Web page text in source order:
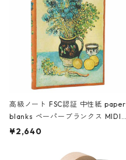
高級ノート FSC認証 中性紙 paper
blanks ペーパーブランクス MIDI
ハードカバー 罫線 ヴァン・ゴッホ
¥2,640